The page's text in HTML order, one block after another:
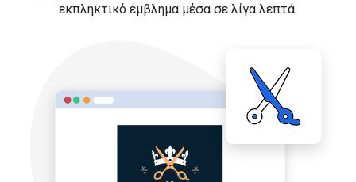
εκπληκτικό έμβλημα μέσα σε λίγα λεπτά.